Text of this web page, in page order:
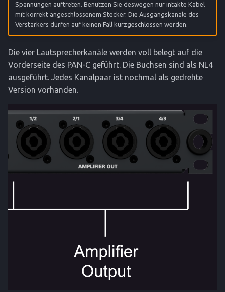
Spannungen auftreten. Benutzen Sie deswegen nur intakte Kabel
mit korrekt angeschlossenem Stecker. Die Ausgangskanäle des
Verstärkers dürfen auf keinen Fall kurzgeschlossen werden.
Die vier Lautsprecherkanäle werden voll belegt auf die
Vorderseite des PAN-C geführt. Die Buchsen sind als NL4
ausgeführt. Jedes Kanalpaar ist nochmal als gedrehte
Version vorhanden.